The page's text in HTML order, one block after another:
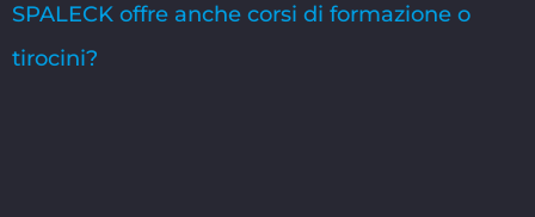
SPALECK offre anche corsi di formazione o
tirocini?